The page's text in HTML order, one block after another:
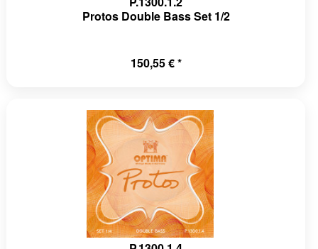
Protos Double Bass Set 1/2
150,55 € *